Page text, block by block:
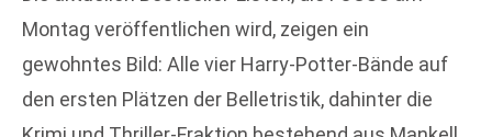
Montag veröffentlichen wird, zeigen ein
gewohntes Bild: Alle vier Harry-Potter-Bände auf
den ersten Plätzen der Belletristik, dahinter die